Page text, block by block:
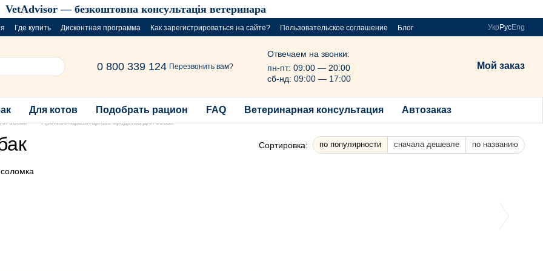
VetAdvisor — безкоштовна консультація ветеринара
Где купить Дисконтная программа Как зарегистрироваться на сайте? Пользовательское соглашение
Блог
Укр РусEng
0 800 339 124 Перезвонить вам?
Отвечаем на звонки:
пн-пт: 09:00 — 20:00
сб-нд: 09:00 — 17:00
Мой заказ
Для котов Подобрать рацион FAQ Ветеринарная консультация Автозаказ
собак Противопаразитарные средства для собак
Сортировка: по популярности сначала дешевле по названию